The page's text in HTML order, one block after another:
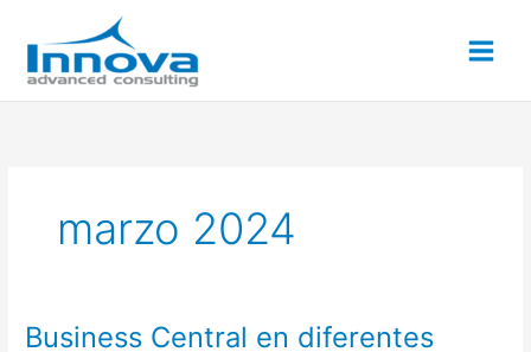
contenido
marzo 2024
Business Central en diferentes
Business